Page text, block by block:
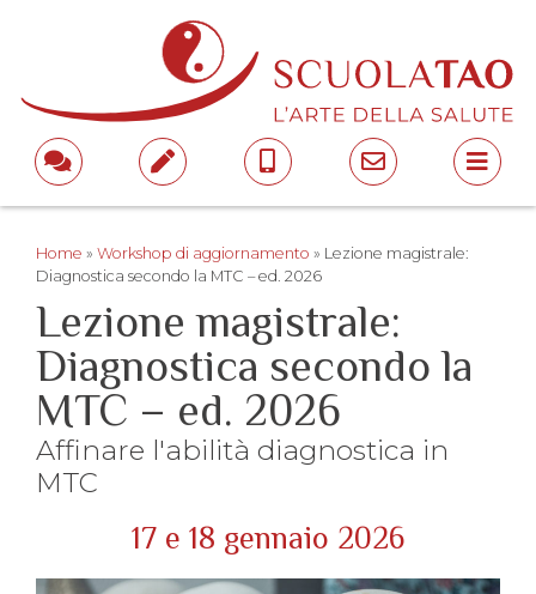
Home » Workshop di aggiornamento » Lezione magistrale:
Diagnostica secondo la MTC – ed. 2026
Lezione magistrale:
Diagnostica secondo la
MTC – ed. 2026
Affinare l'abilità diagnostica in
MTC
17 e 18 gennaio 2026